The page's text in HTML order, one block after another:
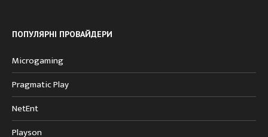
ПОПУЛЯРНІ ПРОВАЙДЕРИ
Microgaming
Pragmatic Play
NetEnt
Playson